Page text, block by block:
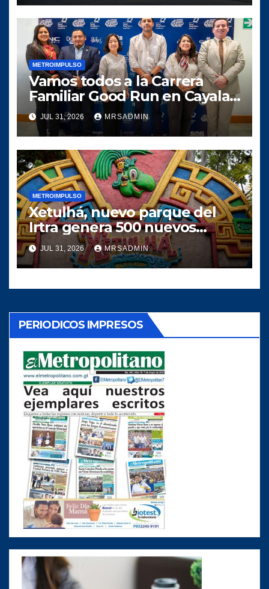
METROIMPULSO
Vamos todos a la Carrera
Familiar Good Run en Cayala
y ayudemos a las niñas de La
Fragua, Zacapa
JUL 31, 2026 MRSADMIN
METROIMPULSO
Xetulhá, nuevo parque del
Irtra genera 500 nuevos
empleos
JUL 31, 2026 MRSADMIN
PERIODICOS IMPRESOS